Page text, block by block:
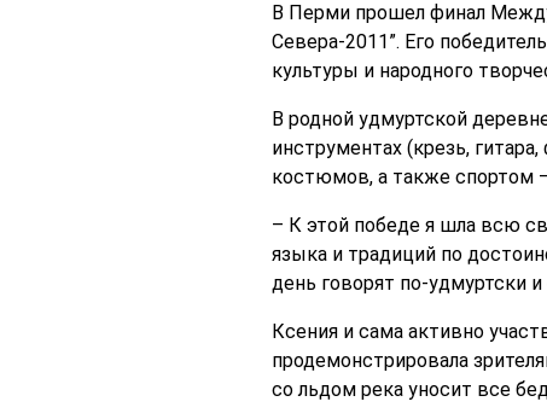
В Перми прошел финал
Севера-2011”. Его
культуры и народного
В родной удмуртской
инструментах (крезь,
костюмов, а также спортом
– К этой победе я шла всю
языка и традиций по
день говорят по-удмуртски
Ксения и сама активно
продемонстрировала
со льдом река уносит все